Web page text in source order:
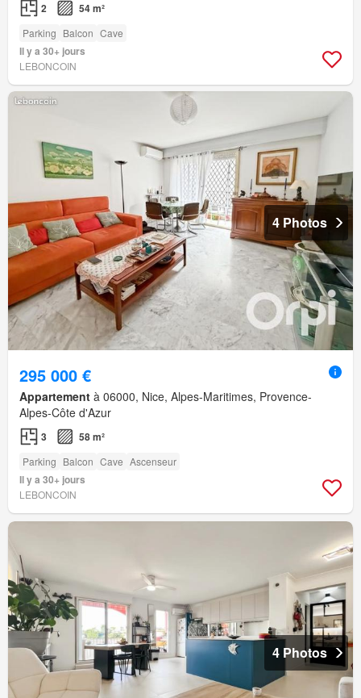
2 54 m²
Parking Balcon Cave
Il y a 30+ jours
LEBONCOIN
4 Photos
295 000 €
Appartement à 06000, Nice, Alpes-Maritimes, Provence-
Alpes-Côte d'Azur
3 58 m²
Parking Balcon Cave Ascenseur
Il y a 30+ jours
LEBONCOIN
4 Photos